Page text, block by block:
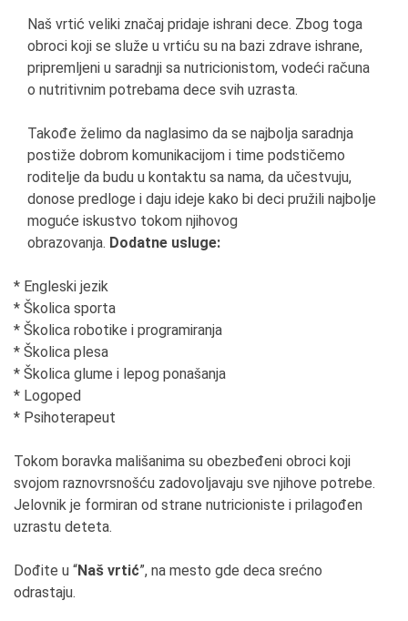
Naš vrtić veliki značaj pridaje ishrani dece. Zbog toga
obroci koji se služe u vrtiću su na bazi zdrave ishrane,
pripremljeni u saradnji sa nutricionistom, vodeći računa
o nutritivnim potrebama dece svih uzrasta.
Takođe želimo da naglasimo da se najbolja saradnja
postiže dobrom komunikacijom i time podstičemo
roditelje da budu u kontaktu sa nama, da učestvuju,
donose predloge i daju ideje kako bi deci pružili najbolje
moguće iskustvo tokom njihovog
obrazovanja. Dodatne usluge:
* Engleski jezik
* Školica sporta
* Školica robotike i programiranja
* Školica plesa
* Školica glume i lepog ponašanja
* Logoped
* Psihoterapeut
Tokom boravka mališanima su obezbeđeni obroci koji
svojom raznovrsnošću zadovoljavaju sve njihove potrebe.
Jelovnik je formiran od strane nutricioniste i prilagođen
uzrastu deteta.
Dođite u “Naš vrtić”, na mesto gde deca srećno
odrastaju.